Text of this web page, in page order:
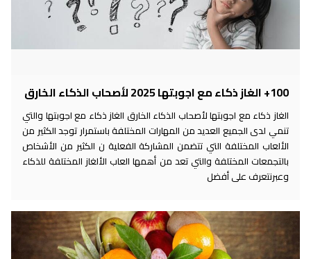
100+ الغاز ذكاء مع اجوبتها 2025 لأصحاب الذكاء الخارق
الغاز ذكاء مع اجوبتها لأصحاب الذكاء الخارق الغاز ذكاء مع اجوبتها والتي
تنمي لدى الجميع العديد من المهارات المختلفة باستمرار توجد الكثير من
الألعاب المختلفة التي تتضمن المشاركة الفعلية ن الكثير من الأشخاص
بالتجمعات المختلفة والتي تعد من أهمها العاب الألغاز المختلفة للذكاء
وعبرنتعرف على أفضل